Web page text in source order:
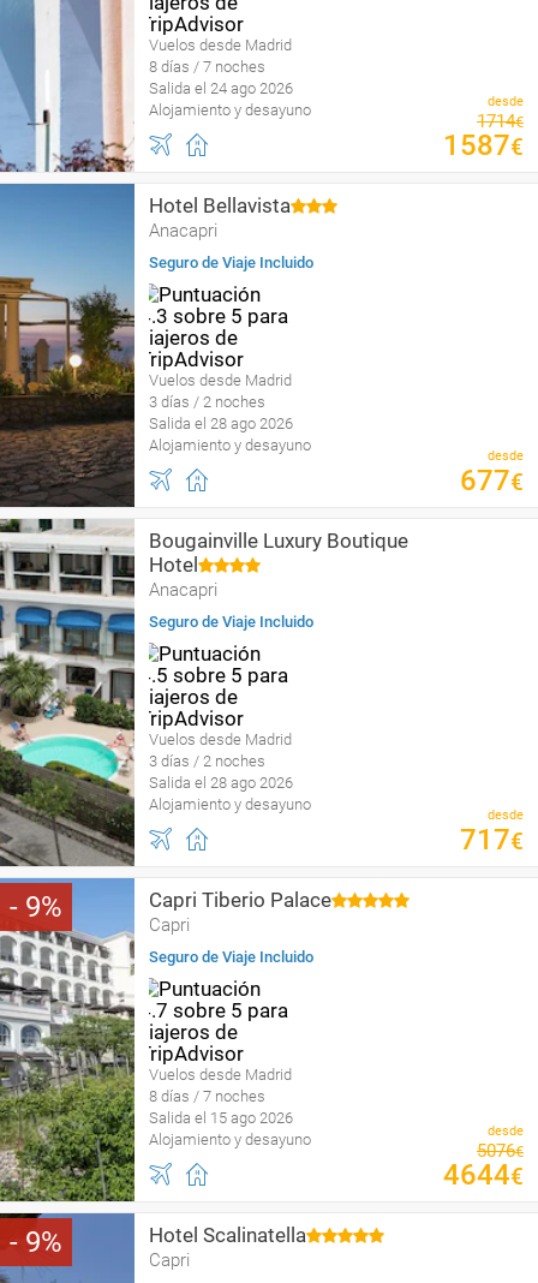
Vuelos desde Madrid
8 días / 7 noches
Salida el 24 ago 2026
Alojamiento y desayuno
desde
1714€
1587€
Hotel Bellavista
Anacapri
Seguro de Viaje Incluido
Vuelos desde Madrid
3 días / 2 noches
Salida el 28 ago 2026
Alojamiento y desayuno
desde
677€
Bougainville Luxury Boutique
Hotel
Anacapri
Seguro de Viaje Incluido
Vuelos desde Madrid
3 días / 2 noches
Salida el 28 ago 2026
Alojamiento y desayuno
desde
717€
9 Capri Tiberio Palace
Capri
Seguro de Viaje Incluido
Vuelos desde Madrid
8 días / 7 noches
Salida el 15 ago 2026
Alojamiento y desayuno
desde
5076€
4644€
9 Hotel Scalinatella
Capri